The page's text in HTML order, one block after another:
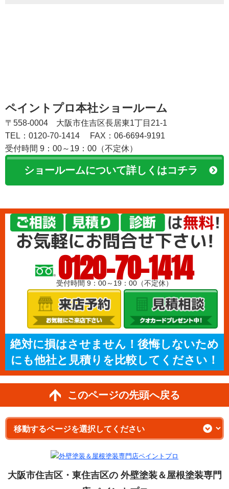
ペイントプロ本社ショールーム
〒558-0004 大阪市住吉区長居東1丁目21-1
TEL：0120-70-1414
FAX：06-6694-9191
受付時間 9：00～19：00（不定休）
ショールームについて詳しくはコチラ
0120-70-1414
受付時間 9：00～19：00（不定休）
絶対に損はさせません！後悔しないため
にも他社と見積りを比較してください！
このページの先頭へ戻る
大阪市住吉区・東住吉区の 外壁塗装＆屋根塗装専門